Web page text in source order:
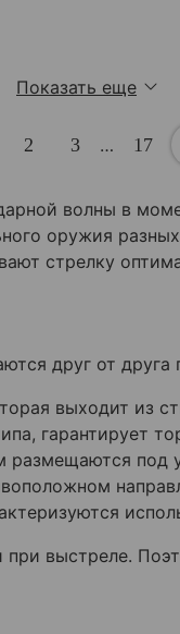
Показать еще
2 3 … 17
волны в
оружия
стрелку
друг от
выходит из
гарантирует
выстреле.